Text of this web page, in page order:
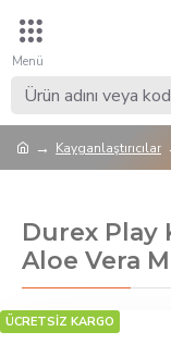
Kayganlaştırıcılar
Durex Play
Aloe Vera
ÜCRETSİZ KARGO